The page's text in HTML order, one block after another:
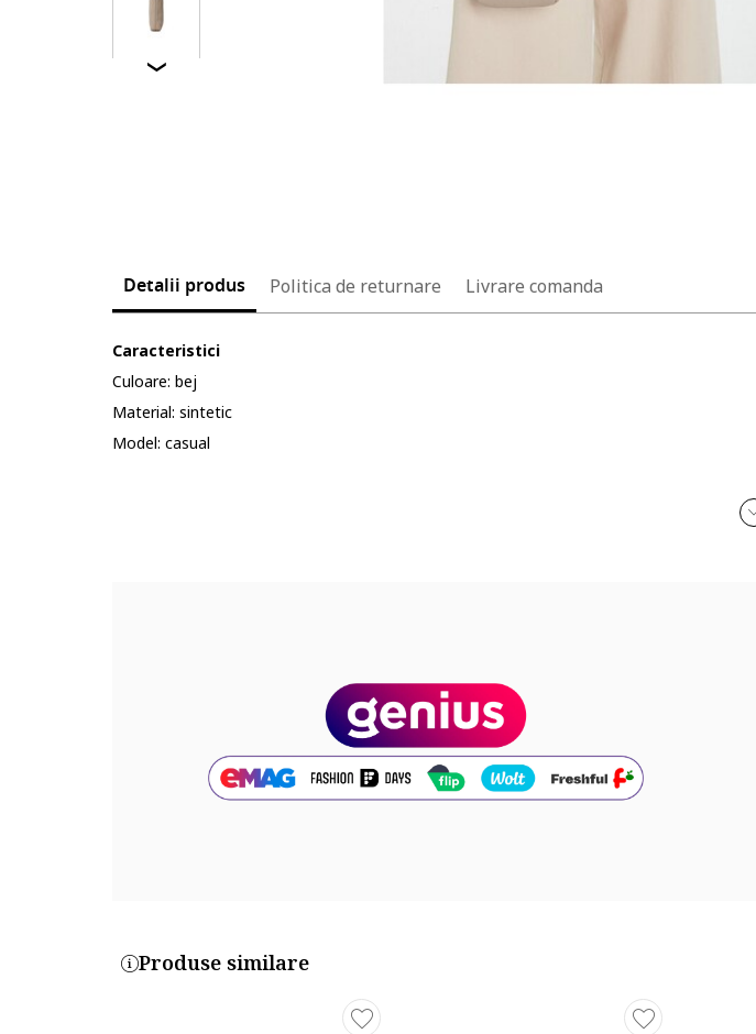
Detalii produs Politica de returnare Livrare comanda
Caracteristici
Culoare: bej
Material: sintetic
Model: casual
Produse similare